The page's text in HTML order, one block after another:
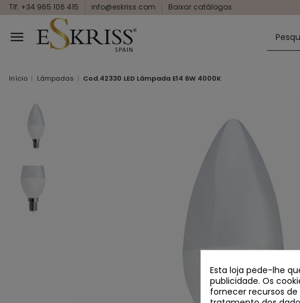
Tlf. +34 965 106 415 info@eskriss.com Baixar catálogos
Início Lâmpadas Cod.42330 LED Lâmpada E14 6W 4000K
Esta loja pede-lhe
publicidade. Os
fornecer recursos de